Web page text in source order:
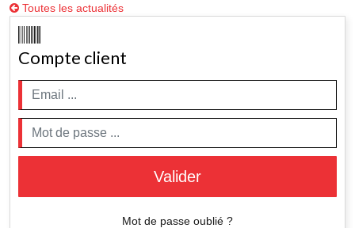
Toutes les actualités
Compte client
Valider
Mot de passe oublié ?